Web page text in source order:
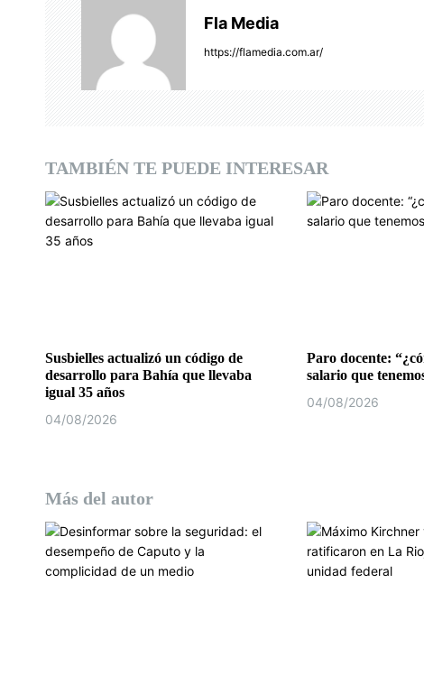
e
e
a
d
a
Fla Media
https://flamedia.com.ar/
TAMBIÉN TE PUEDE INTERESAR
Susbielles actualizó un código de
desarrollo para Bahía que llevaba
igual 35 años
04/08/2026
Paro docente:
salario que
04/08/2026
Más del autor